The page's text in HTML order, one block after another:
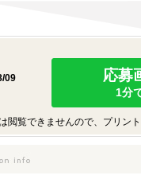
09
応募
1分
閲覧できませんので、プリン